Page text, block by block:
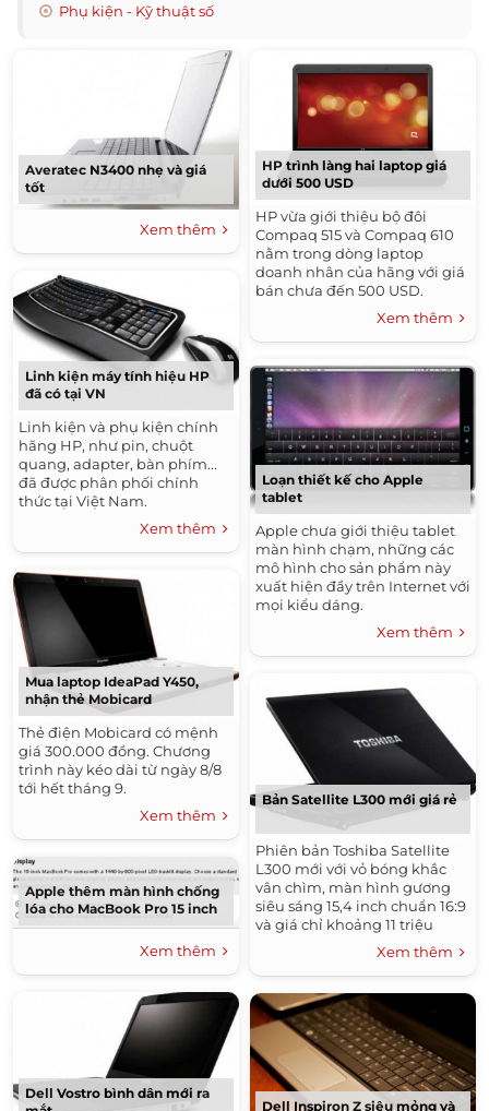
Phụ kiện - Kỹ thuật số
Averatec N3400 nhẹ và giá
tốt
Xem thêm
Linh kiện máy tính hiệu HP
đã có tại VN
Linh kiện và phụ kiện chính
hãng HP, như pin, chuột
quang, adapter, bàn phím...
đã được phân phối chính
thức tại Việt Nam.
Xem thêm
Mua laptop IdeaPad Y450,
nhận thẻ Mobicard
Thẻ điện Mobicard có mệnh
giá 300.000 đồng. Chương
trình này kéo dài từ ngày 8/8
tới hết tháng 9.
Xem thêm
Apple thêm màn hình chống
lóa cho MacBook Pro 15 inch
Xem thêm
Dell Vostro bình dân mới ra
HP trình làng hai laptop giá
dưới 500 USD
HP vừa giới thiệu bộ đôi
Compaq 515 và Compaq 610
nằm trong dòng laptop
doanh nhân của hãng với giá
bán chưa đến 500 USD.
Xem thêm
Loạn thiết kế cho Apple
tablet
Apple chưa giới thiệu tablet
màn hình chạm, những các
mô hình cho sản phẩm này
xuất hiện đầy trên Internet với
mọi kiểu dáng.
Xem thêm
Bản Satellite L300 mới giá rẻ
Phiên bản Toshiba Satellite
L300 mới với vỏ bóng khắc
vân chìm, màn hình gương
siêu sáng 15,4 inch chuẩn 16:9
và giá chỉ khoảng 11 triệu
Xem thêm
Dell Inspiron Z siêu mỏng và